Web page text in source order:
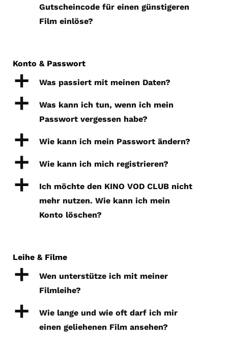
Gutscheincode für einen günstigeren
Film einlöse?
Konto & Passwort
a Was passiert mit meinen Daten?
a
Was kann ich tun, wenn ich mein
Passwort vergessen habe?
a Wie kann ich mein Passwort ändern?
a Wie kann ich mich registrieren?
a
Ich möchte den KINO VOD CLUB nicht
mehr nutzen. Wie kann ich mein
Konto löschen?
Leihe & Filme
a
Wen unterstütze ich mit meiner
Filmleihe?
a
Wie lange und wie oft darf ich mir
einen geliehenen Film ansehen?